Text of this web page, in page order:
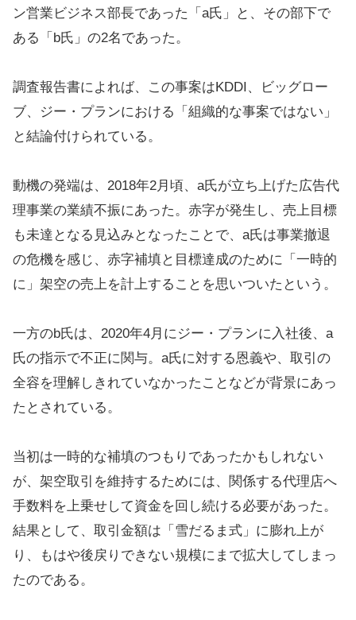
ン営業ビジネス部長であった「a氏」と、その部下で
ある「b氏」の2名であった。
調査報告書によれば、この事案はKDDI、ビッグロー
ブ、ジー・プランにおける「組織的な事案ではない」
と結論付けられている。
動機の発端は、2018年2月頃、a氏が立ち上げた広告代
理事業の業績不振にあった。赤字が発生し、売上目標
も未達となる見込みとなったことで、a氏は事業撤退
の危機を感じ、赤字補填と目標達成のために「一時的
に」架空の売上を計上することを思いついたという。
一方のb氏は、2020年4月にジー・プランに入社後、a
氏の指示で不正に関与。a氏に対する恩義や、取引の
全容を理解しきれていなかったことなどが背景にあっ
たとされている。
当初は一時的な補填のつもりであったかもしれない
が、架空取引を維持するためには、関係する代理店へ
手数料を上乗せして資金を回し続ける必要があった。
結果として、取引金額は「雪だるま式」に膨れ上が
り、もはや後戻りできない規模にまで拡大してしまっ
たのである。